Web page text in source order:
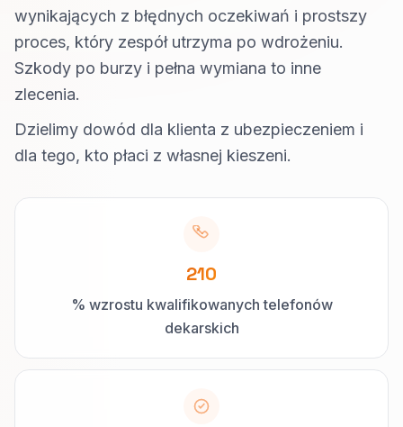
wynikających z błędnych oczekiwań i prostszy
proces, który zespół utrzyma po wdrożeniu.
Szkody po burzy i pełna wymiana to inne
zlecenia.
Dzielimy dowód dla klienta z ubezpieczeniem i
dla tego, kto płaci z własnej kieszeni.
210
% wzrostu kwalifikowanych telefonów
dekarskich